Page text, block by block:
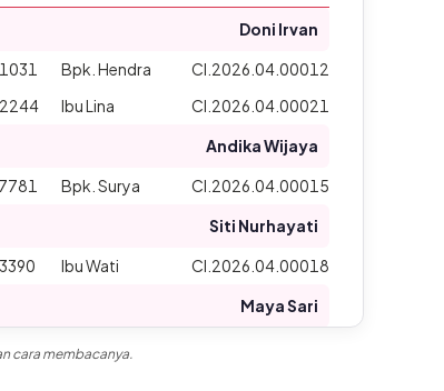
Doni Irvan
Bpk. Hendra
CI.2026.04.00012
Ibu Lina
CI.2026.04.00021
Andika Wijaya
Bpk. Surya
CI.2026.04.00015
Siti Nurhayati
Ibu Wati
CI.2026.04.00018
Maya Sari
Bpk. Joko
cara membacanya.